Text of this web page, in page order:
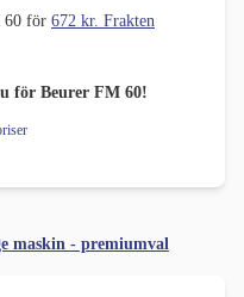
60 för 672 kr. Frakten
för Beurer FM 60!
maskin - premiumval